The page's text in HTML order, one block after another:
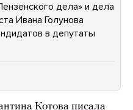
дела» и дела
Ивана Голунова
в депутаты
Котова писала